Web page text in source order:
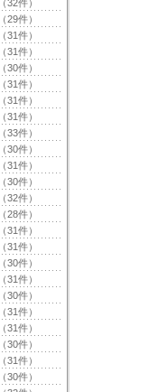
（32件）
（29件）
（31件）
（31件）
（30件）
（31件）
（31件）
（31件）
（33件）
（30件）
（31件）
（30件）
（32件）
（28件）
（31件）
（31件）
（30件）
（31件）
（30件）
（31件）
（31件）
（30件）
（31件）
（30件）